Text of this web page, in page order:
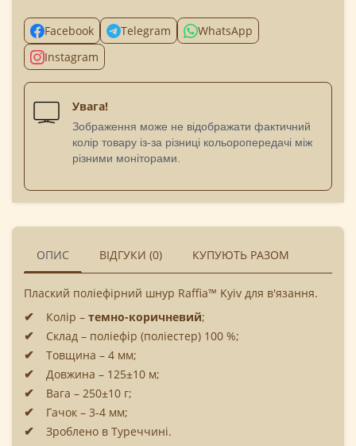
Facebook Telegram
WhatsApp
Instagram
Увага!
Зображення може не відображати фактичний
колір товару із-за різниці кольоропередачі між
різними моніторами.
ОПИС ВІДГУКИ (0) КУПУЮТЬ РАЗОМ
Плаский поліефірний шнур Raffia™ Kyiv для в'язання.
Колір – темно-коричневий;
Склад – поліефір (поліестер) 100 %;
Товщина – 4 мм;
Довжина – 125±10 м;
Вага – 250±10 г;
Гачок – 3-4 мм;
Зроблено в Туреччині.